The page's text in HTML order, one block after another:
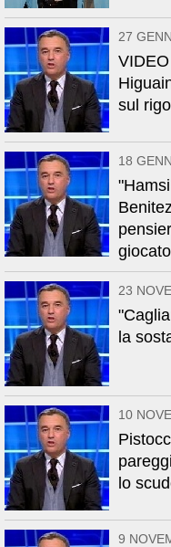
27
sul
18
23
la
10
lo
9